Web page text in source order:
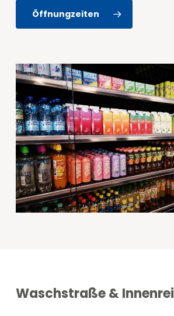
Öffnungzeiten
Waschstraße &